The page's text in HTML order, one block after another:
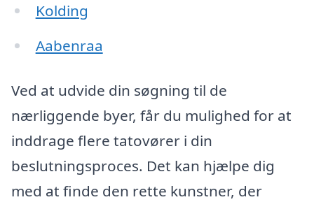
Kolding
Aabenraa
Ved at udvide din søgning til de
nærliggende byer, får du mulighed for at
inddrage flere tatovører i din
beslutningsproces. Det kan hjælpe dig
med at finde den rette kunstner, der